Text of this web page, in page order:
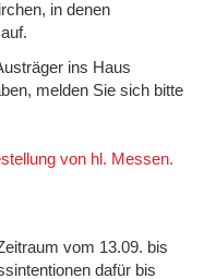
in denen
ins Haus
melden Sie sich bitte
von hl. Messen.
vom 13.09. bis
dafür bis